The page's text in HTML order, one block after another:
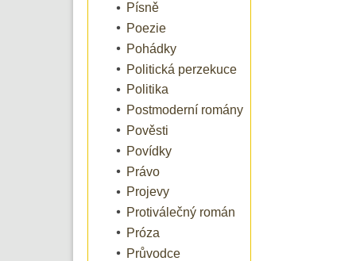
Písně
Poezie
Pohádky
Politická perzekuce
Politika
Postmoderní romány
Pověsti
Povídky
Právo
Projevy
Protiválečný román
Próza
Průvodce